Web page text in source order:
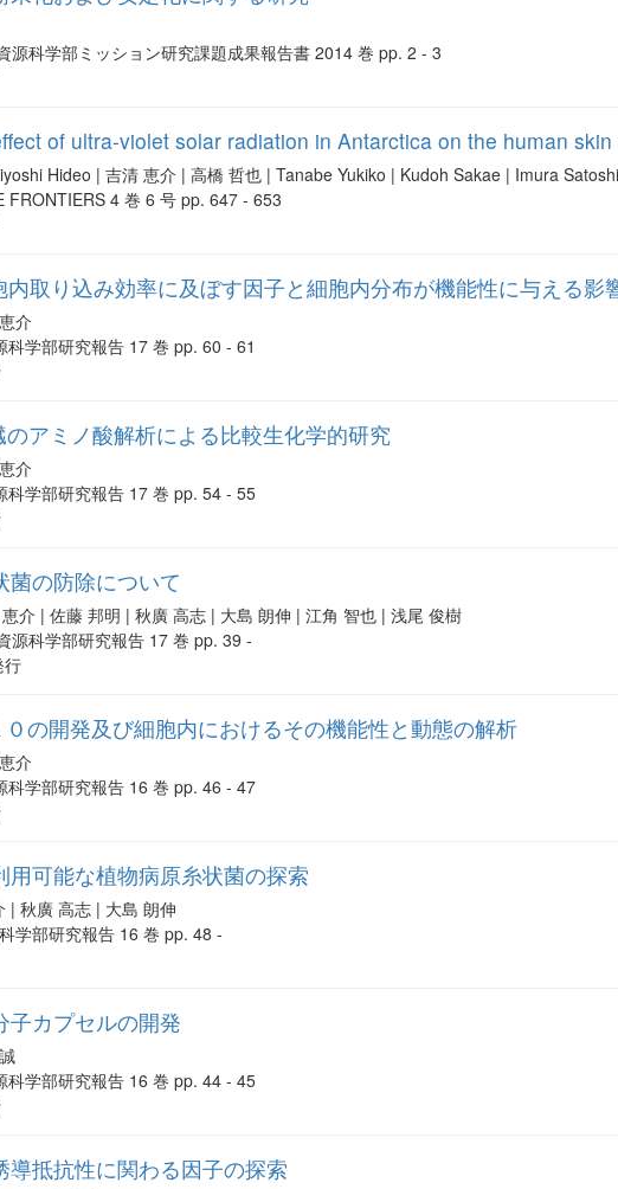
源科学部ミッション研究課題成果報告書 2014 巻 pp. 2 - 3
of ultra-violet solar radiation in Antarctica on the human
Hideo | 吉清 恵介 | 高橋 哲也 | Tanabe Yukiko | Kudoh Sakae | Imura
FRONTIERS 4 巻 6 号 pp. 647 - 653
取り込み効率に及ぼす因子と細胞内分布が機能性に与える影
介
科学部研究報告 17 巻 pp. 60 - 61
アミノ酸解析による比較生化学的研究
介
科学部研究報告 17 巻 pp. 54 - 55
菌の防除について
介 | 佐藤 邦明 | 秋廣 高志 | 大島 朗伸 | 江角 智也 | 浅尾 俊樹
源科学部研究報告 17 巻 pp. 39 -
行
の開発及び細胞内におけるその機能性と動態の解析
介
科学部研究報告 16 巻 pp. 46 - 47
可能な植物病原糸状菌の探索
| 秋廣 高志 | 大島 朗伸
学部研究報告 16 巻 pp. 48 -
子カプセルの開発
科学部研究報告 16 巻 pp. 44 - 45
抵抗性に関わる因子の探索